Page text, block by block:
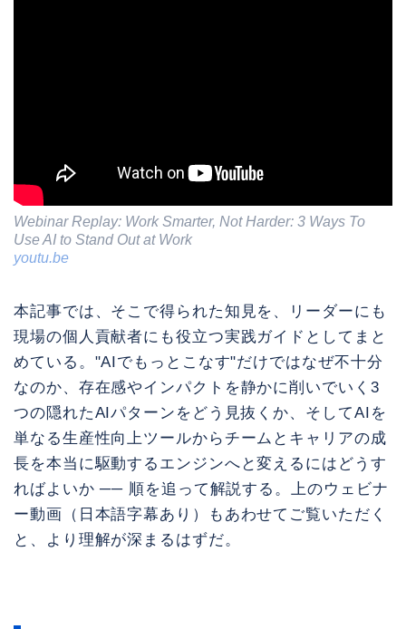
Webinar Replay: Work Smarter, Not Harder: 3 Ways To
Use AI to Stand Out at Work
youtu.be
本記事では、そこで得られた知見を、リーダーにも
現場の個人貢献者にも役立つ実践ガイドとしてまと
めている。"AIでもっとこなす"だけではなぜ不十分
なのか、存在感やインパクトを静かに削いでいく3
つの隠れたAIパターンをどう見抜くか、そしてAIを
単なる生産性向上ツールからチームとキャリアの成
長を本当に駆動するエンジンへと変えるにはどうす
ればよいか ── 順を追って解説する。上のウェビナ
ー動画（日本語字幕あり）もあわせてご覧いただく
と、より理解が深まるはずだ。